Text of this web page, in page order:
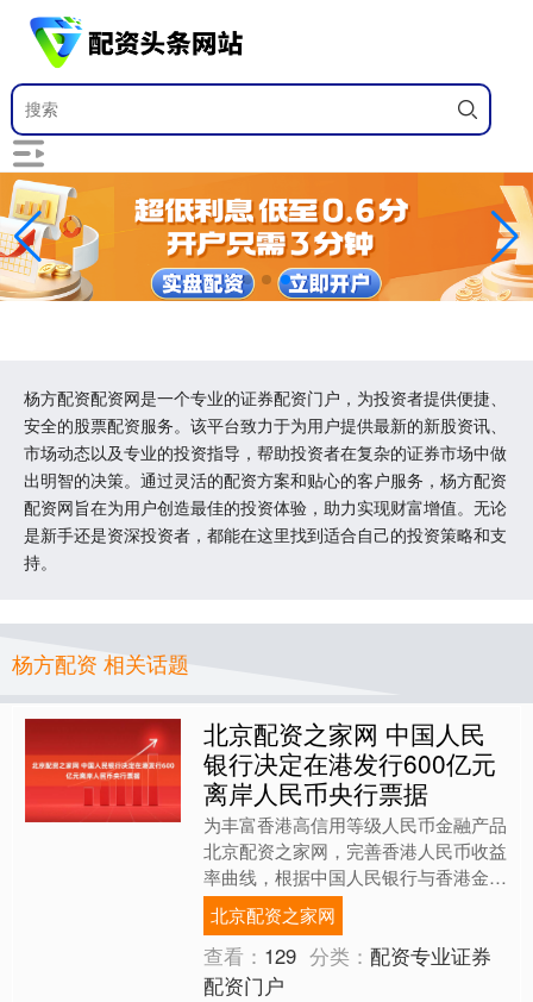
杨方配资配资网是一个专业的证券配资门户，为投资者提供便捷、
安全的股票配资服务。该平台致力于为用户提供最新的新股资讯、
市场动态以及专业的投资指导，帮助投资者在复杂的证券市场中做
出明智的决策。通过灵活的配资方案和贴心的客户服务，杨方配资
配资网旨在为用户创造最佳的投资体验，助力实现财富增值。无论
是新手还是资深投资者，都能在这里找到适合自己的投资策略和支
持。
杨方配资 相关话题
北京配资之家网 中国人民
银行决定在港发行600亿元
离岸人民币央行票据
为丰富香港高信用等级人民币金融产品
北京配资之家网，完善香港人民币收益
率曲线，根据中国人民银行与香港金融
管理局签署的《关于使用债务工具中央
结算系统发行中国人民银行....
北京配资之家网
查看： 129 分类：配资专业证券
配资门户